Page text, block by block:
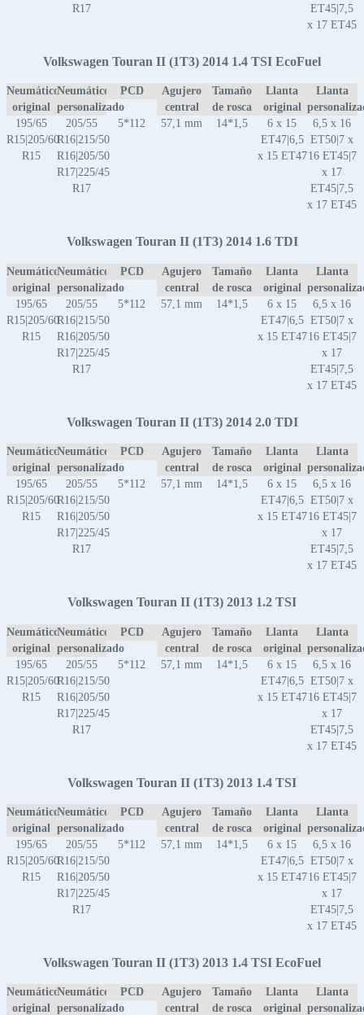
R17
ET45|7,5
x 17 ET45
Volkswagen Touran II (1T3) 2014 1.4 TSI EcoFuel
Neumático
original
Neumático
personalizado
PCD
Agujero
central
Tamaño
de rosca
Llanta
original
Llanta
195/65
R15|205/60
R15
205/55
R16|215/50
R16|205/50
R17|225/45
R17
5*112 57,1 mm 14*1,5
6 x 15
ET47|6,5
x 15 ET47
6,5 x 16
ET50|7 x
16 ET45|7
x 17
ET45|7,5
x 17 ET45
Volkswagen Touran II (1T3) 2014 1.6 TDI
Neumático
original
Neumático
personalizado
PCD
Agujero
central
Tamaño
de rosca
Llanta
original
Llanta
195/65
R15|205/60
R15
205/55
R16|215/50
R16|205/50
R17|225/45
R17
5*112 57,1 mm 14*1,5
6 x 15
ET47|6,5
x 15 ET47
6,5 x 16
ET50|7 x
16 ET45|7
x 17
ET45|7,5
x 17 ET45
Volkswagen Touran II (1T3) 2014 2.0 TDI
Neumático
original
Neumático
personalizado
PCD
Agujero
central
Tamaño
de rosca
Llanta
original
Llanta
195/65
R15|205/60
R15
205/55
R16|215/50
R16|205/50
R17|225/45
R17
5*112 57,1 mm 14*1,5
6 x 15
ET47|6,5
x 15 ET47
6,5 x 16
ET50|7 x
16 ET45|7
x 17
ET45|7,5
x 17 ET45
Volkswagen Touran II (1T3) 2013 1.2 TSI
Neumático
original
Neumático
personalizado
PCD
Agujero
central
Tamaño
de rosca
Llanta
original
Llanta
195/65
R15|205/60
R15
205/55
R16|215/50
R16|205/50
R17|225/45
R17
5*112 57,1 mm 14*1,5
6 x 15
ET47|6,5
x 15 ET47
6,5 x 16
ET50|7 x
16 ET45|7
x 17
ET45|7,5
x 17 ET45
Volkswagen Touran II (1T3) 2013 1.4 TSI
Neumático
original
Neumático
personalizado
PCD
Agujero
central
Tamaño
de rosca
Llanta
original
Llanta
195/65
R15|205/60
R15
205/55
R16|215/50
R16|205/50
R17|225/45
R17
5*112 57,1 mm 14*1,5
6 x 15
ET47|6,5
x 15 ET47
6,5 x 16
ET50|7 x
16 ET45|7
x 17
ET45|7,5
x 17 ET45
Volkswagen Touran II (1T3) 2013 1.4 TSI EcoFuel
Neumático
original
Neumático
personalizado
PCD
Agujero
central
Tamaño
de rosca
Llanta
original
Llanta